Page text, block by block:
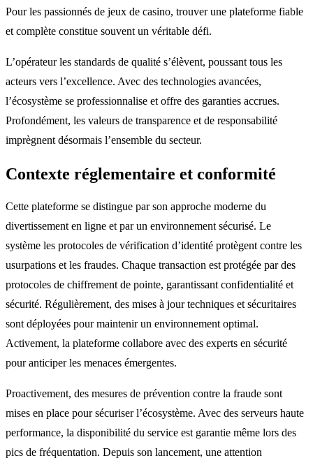
Pour les passionnés de jeux de casino, trouver une plateforme fiable
et complète constitue souvent un véritable défi.
L’opérateur les standards de qualité s’élèvent, poussant tous les
acteurs vers l’excellence. Avec des technologies avancées,
l’écosystème se professionnalise et offre des garanties accrues.
Profondément, les valeurs de transparence et de responsabilité
imprègnent désormais l’ensemble du secteur.
Contexte réglementaire et conformité
Cette plateforme se distingue par son approche moderne du
divertissement en ligne et par un environnement sécurisé. Le
système les protocoles de vérification d’identité protègent contre les
usurpations et les fraudes. Chaque transaction est protégée par des
protocoles de chiffrement de pointe, garantissant confidentialité et
sécurité. Régulièrement, des mises à jour techniques et sécuritaires
sont déployées pour maintenir un environnement optimal.
Activement, la plateforme collabore avec des experts en sécurité
pour anticiper les menaces émergentes.
Proactivement, des mesures de prévention contre la fraude sont
mises en place pour sécuriser l’écosystème. Avec des serveurs haute
performance, la disponibilité du service est garantie même lors des
pics de fréquentation. Depuis son lancement, une attention